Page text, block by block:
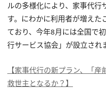
ルの多様化により、家事代行
す。にわかに利用者が増えた
ており、今年8月には全国で
行サービス協会」が設立され
【家事代行の新プラン、「
救世主となるか？】